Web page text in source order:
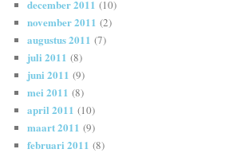
december 2011 (10)
november 2011 (2)
augustus 2011 (7)
juli 2011 (8)
juni 2011 (9)
mei 2011 (8)
april 2011 (10)
maart 2011 (9)
februari 2011 (8)